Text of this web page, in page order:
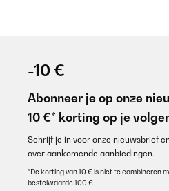
-10 €
Abonneer je op onze
10 €* korting op je
Schrijf je in voor onze nieuwsbrief
over aankomende aanbiedingen.
*De korting van 10 € is niet te combineren
bestelwaarde 100 €.